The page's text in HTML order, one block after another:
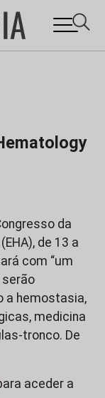
da
de 13 a
com “um
serão
a hemostasia,
medicina
tronco. De
aceder a